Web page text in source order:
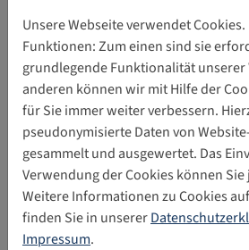
herausgearbeitet, inwiefern die
1307.ACTA 2001 -
Telekommunikations-Analyse
In einem jährlichen
Allensbacher Institut mit der ACTA
Befragtenbasis die Entwicklungen
Informationstechnologiemarkt…
1308.Förderrichtlinie des
Unsere Webseite verwendet
Funktionen: Zum einen sind sie
grundlegende Funktionalität unserer
anderen können wir mit Hilfe der
für Sie immer weiter verbessern.
pseudonymisierte Daten von
gesammelt und ausgewertet. Das
Verwendung der Cookies können
Weitere Informationen zu Cookies
finden Sie in unserer
Impressum.